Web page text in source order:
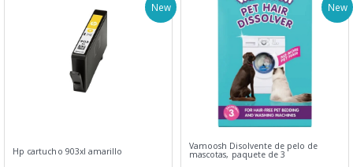
New
Hp cartucho 903xl amarillo
New
Vamoosh Disolvente de pelo de
mascotas, paquete de 3